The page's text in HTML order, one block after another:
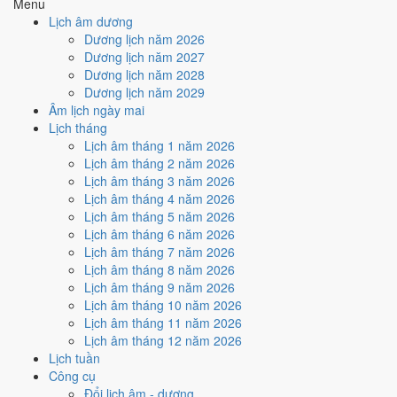
Lịch âm dương
Dương lịch năm 2026
Dương lịch năm 2027
Dương lịch năm 2028
Dương lịch năm 2029
Âm lịch ngày mai
Lịch tháng
Lịch âm tháng 1 năm 2026
Lịch âm tháng 2 năm 2026
Lịch âm tháng 3 năm 2026
Lịch âm tháng 4 năm 2026
Lịch âm tháng 5 năm 2026
Lịch âm tháng 6 năm 2026
Lịch âm tháng 7 năm 2026
Lịch âm tháng 8 năm 2026
Lịch âm tháng 9 năm 2026
Lịch âm tháng 10 năm 2026
Lịch âm tháng 11 năm 2026
Lịch âm tháng 12 năm 2026
Lịch tuần
Công cụ
Đổi lịch âm - dương
Cách tính ngày tốt
🏗️
Động thổ - khởi công
Trung bình
Động thổ - khởi công hôm nay ở
Sao Vỹ, nhưng Ngày Hắc Đạo kéo giảm điểm.
Cách tính ngày tốt
🏡 Nhập trạch - vào nhà mới
Trung bình
Nhập trạch - vào nhà mới hôm nay ở
nhờ hợp Sao Vỹ, nhưng Ngày Hắc Đạo kéo giảm điểm.
Cách tính ngày tốt
Mua xe - tậu xe
Trung bình
Mua xe - tậu xe hôm nay ởmức trung bình (5/10)
, nhưng Ngày Hắc Đạo kéo giảm điểm.
Cách tính ngày tốt
Xuất hành - đi xa
Trung bình
Xuất hành - đi xa hôm nay ở
Sao Vỹ, nhưng Trực Thâu và Ngày Hắc Đạo kéo giảm điểm.